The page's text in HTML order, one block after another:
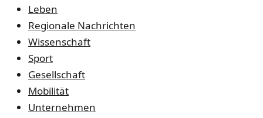
Leben
Regionale Nachrichten
Wissenschaft
Sport
Gesellschaft
Mobilität
Unternehmen